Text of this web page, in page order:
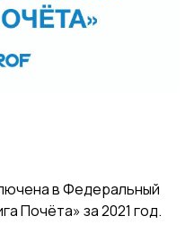
в Федеральный
Почёта» за 2021 год.